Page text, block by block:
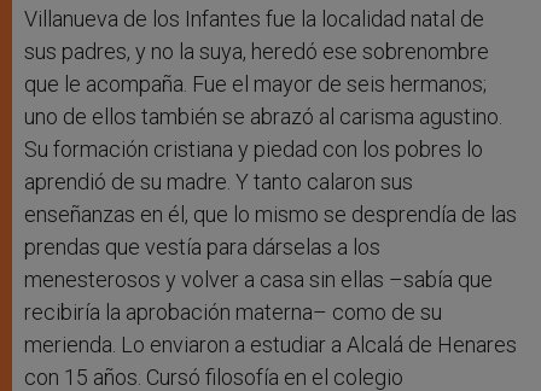
Villanueva de los Infantes fue la localidad natal de
sus padres, y no la suya, heredó ese sobrenombre
que le acompaña. Fue el mayor de seis hermanos;
uno de ellos también se abrazó al carisma agustino.
Su formación cristiana y piedad con los pobres lo
aprendió de su madre. Y tanto calaron sus
enseñanzas en él, que lo mismo se desprendía de las
prendas que vestía para dárselas a los
menesterosos y volver a casa sin ellas –sabía que
recibiría la aprobación materna– como de su
merienda. Lo enviaron a estudiar a Alcalá de Henares
con 15 años. Cursó filosofía en el colegio